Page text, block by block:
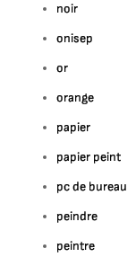
noir
onisep
or
orange
papier
papier peint
pc de bureau
peindre
peintre